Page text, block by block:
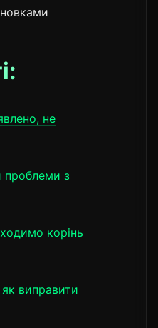
не
проблеми з
корінь
виправити